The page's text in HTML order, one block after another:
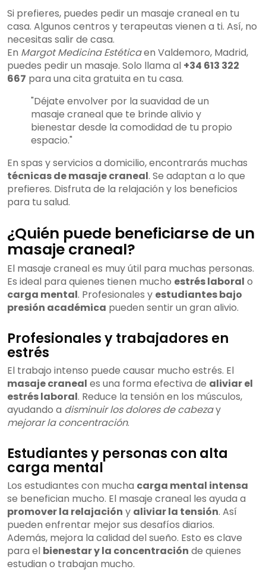
Si prefieres, puedes pedir un masaje craneal en tu
casa. Algunos centros y terapeutas vienen a ti. Así, no
necesitas salir de casa.
En Margot Medicina Estéticaen Valdemoro, Madrid,
puedes pedir un masaje. Solo llama al +34 613 322
667 para una cita gratuita en tu casa.
"Déjate envolver por la suavidad de un
masaje craneal que te brinde alivio y
bienestar desde la comodidad de tu propio
espacio."
En spas y servicios a domicilio, encontrarás muchas
técnicas de masaje craneal. Se adaptan a lo que
prefieres. Disfruta de la relajación y los beneficios
para tu salud.
¿Quién puede beneficiarse de un
masaje craneal?
El masaje craneal es muy útil para muchas personas.
Es ideal para quienes tienen mucho estrés laboral o
carga mental. Profesionales y estudiantes bajo
presión académica pueden sentir un gran alivio.
Profesionales y trabajadores en
estrés
El trabajo intenso puede causar mucho estrés. El
masaje craneal es una forma efectiva de aliviar el
estrés laboral. Reduce la tensión en los músculos,
ayudando a disminuir los dolores de cabezay
mejorar la concentración.
Estudiantes y personas con alta
carga mental
Los estudiantes con mucha carga mental intensa
se benefician mucho. El masaje craneal les ayuda a
promover la relajación y aliviar la tensión. Así
pueden enfrentar mejor sus desafíos diarios.
Además, mejora la calidad del sueño. Esto es clave
para el bienestar y la concentración de quienes
estudian o trabajan mucho.